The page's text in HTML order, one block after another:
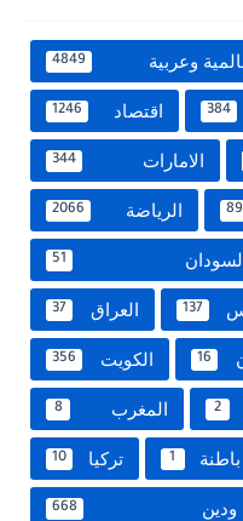
وعربية 4849
384 اقتصاد 1246
الامارات 344
89 الرياضة 2066
السودان 51
137 العراق 37
16 الكويت 356
2 المغرب 8
باطنة 1 تركيا 10
ودين 668